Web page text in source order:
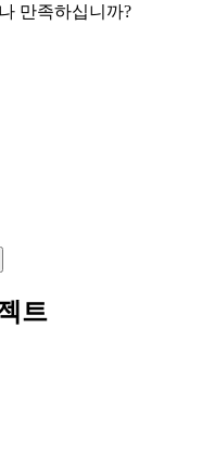
만족하십니까?